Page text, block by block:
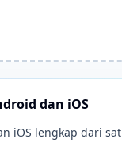
dan iOS
iOS lengkap dari